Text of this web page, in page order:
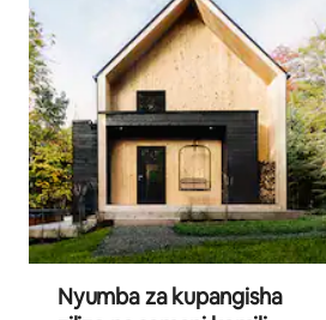
Nyumba za kupangisha